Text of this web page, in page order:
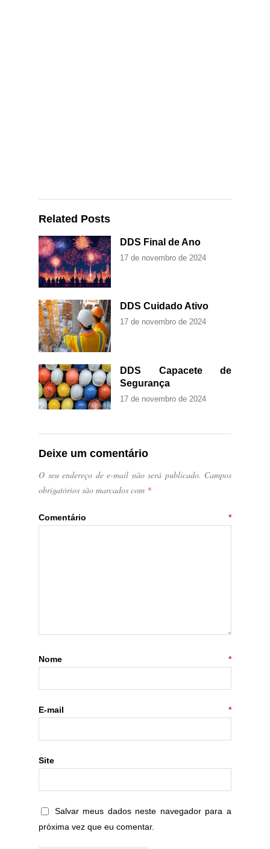
Related Posts
DDS Final de Ano
17 de novembro de 2024
DDS Cuidado Ativo
17 de novembro de 2024
DDS Capacete de
Segurança
17 de novembro de 2024
Deixe um comentário
O seu endereço de e-mail não será publicado. Campos
obrigatórios são marcados com *
Comentário *
Nome *
E-mail *
Site
Salvar meus dados neste navegador para a
próxima vez que eu comentar.